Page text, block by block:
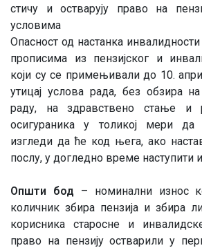
стичу и остварују право на
условима
Опасност од настанка
прописима из пензијског и
који су се примењивали до 10.
утицај услова рада, без обзира
раду, на здравствено стање и
осигураника у толикој мери да
изгледи да ће код њега, ако
послу, у догледно време наступити
Општи бод – номинални износ
количник збира пензија и збира
корисника старосне и
право на пензију остварили у